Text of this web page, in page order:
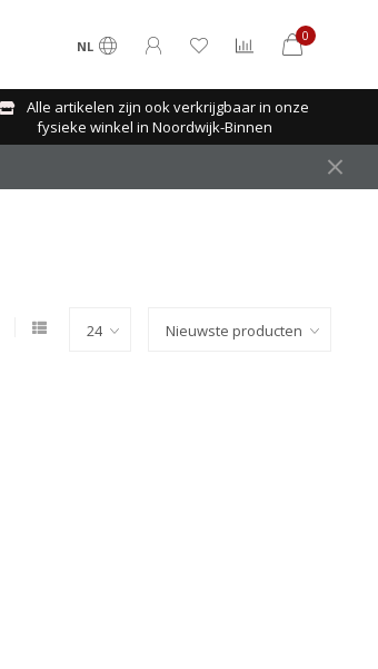
NL
0
Alle artikelen zijn ook verkrijgbaar in onze
fysieke winkel in Noordwijk-Binnen